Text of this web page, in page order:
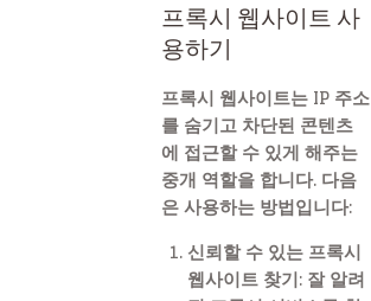
프록시 웹사이트 사
용하기
프록시 웹사이트는 IP 주소
를 숨기고 차단된 콘텐츠
에 접근할 수 있게 해주는
중개 역할을 합니다. 다음
은 사용하는 방법입니다:
신뢰할 수 있는 프록시
웹사이트 찾기: 잘 알려